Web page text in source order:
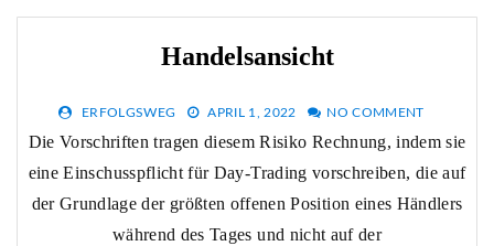
Handelsansicht
ERFOLGSWEG APRIL 1, 2022 NO COMMENT
Die Vorschriften tragen diesem Risiko Rechnung, indem sie
eine Einschusspflicht für Day-Trading vorschreiben, die auf
der Grundlage der größten offenen Position eines Händlers
während des Tages und nicht auf der